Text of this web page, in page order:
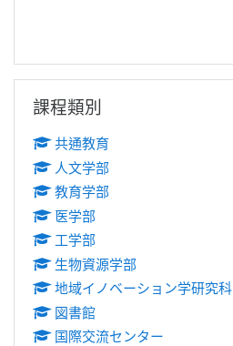
課程類別
共通教育
人文学部
教育学部
医学部
工学部
生物資源学部
地域イノベーション学研究科
図書館
国際交流センター